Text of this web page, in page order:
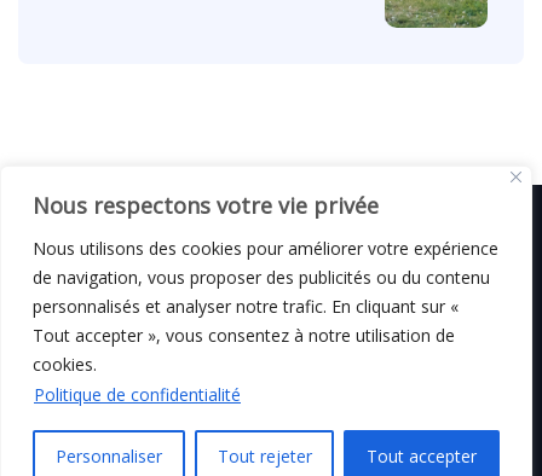
Nous respectons votre vie privée
Nous utilisons des cookies pour améliorer votre expérience
de navigation, vous proposer des publicités ou du contenu
personnalisés et analyser notre trafic. En cliquant sur «
Tout accepter », vous consentez à notre utilisation de
cookies.
Politique de confidentialité
Personnaliser Tout rejeter Tout accepter
© C i E M2026
Mentions légales